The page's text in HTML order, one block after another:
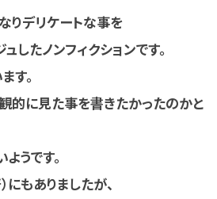
りデリケートな事を
したノンフィクションです。
す。
的に見た事を書きたかったのかと
うです。
もありましたが、